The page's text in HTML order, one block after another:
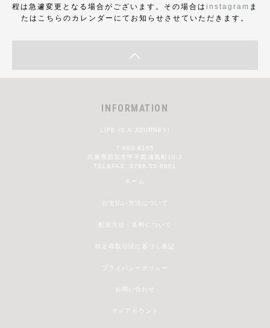
程は急遽変更となる場合がございます。その場合は instagram ま
たはこちらのカレンダーにてお知らせさせていただきます。
INFORMATION
LIFE IS A JOURNEY!
〒663-8165
兵庫県西宮市甲子園浦風町10-3
TEL&FAX: 0798-55-8901
ホーム
お支払い方法について
配送方法・送料について
特定商取引法に基づく表記
プライバシーポリシー
お問い合わせ
マイアカウント